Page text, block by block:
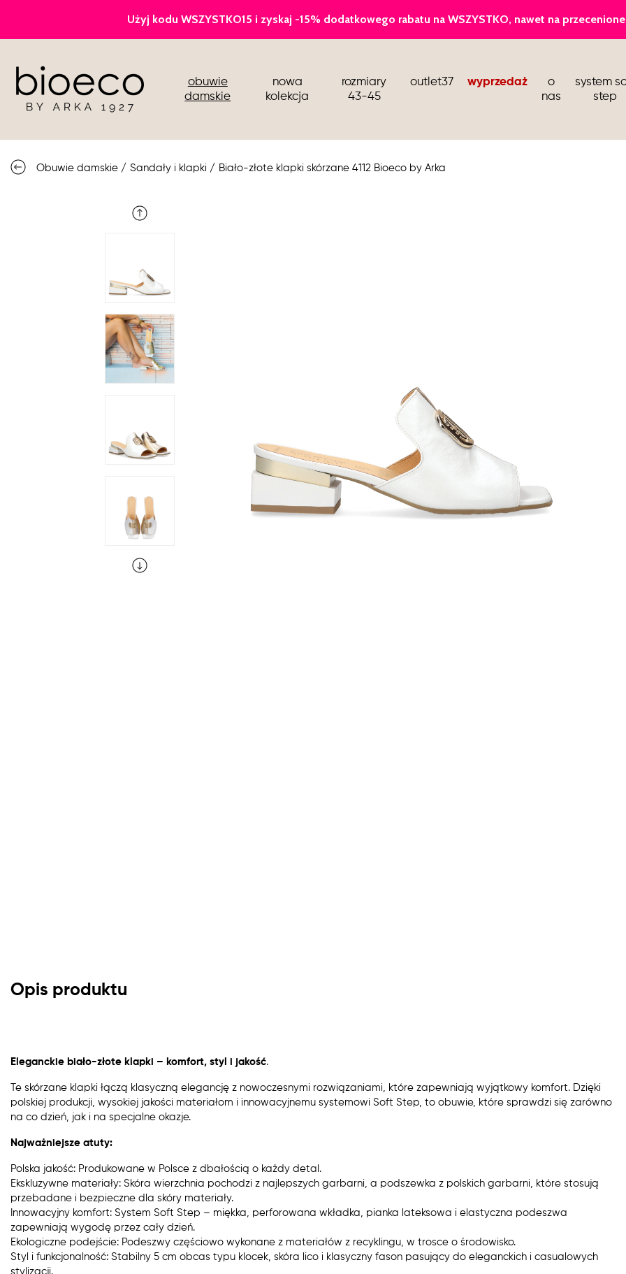
obuwie
damskie
sportowe sandały i klapki
półbuty i mokasyny buty dla stewardess
nowa
kolekcja
rozmiary
43-45
outlet37 wyprzedaż
o
nas
system
step
Obuwie damskie / Sandały i klapki / Biało-złote klapki skórzane 4112 Bioeco by Arka
Opis produktu
Eleganckie biało-złote klapki – komfort, styl i jakość.
Te skórzane klapki łączą klasyczną elegancję z nowoczesnymi rozwiązaniami, które zapewniają wyjątkowy komfort. Dzięki
polskiej produkcji, wysokiej jakości materiałom i innowacyjnemu systemowi Soft Step, to obuwie, które sprawdzi się zarówno
na co dzień, jak i na specjalne okazje.
Najważniejsze atuty:
Polska jakość: Produkowane w Polsce z dbałością o każdy detal.
Ekskluzywne materiały: Skóra wierzchnia pochodzi z najlepszych garbarni, a podszewka z polskich garbarni, które stosują
przebadane i bezpieczne dla skóry materiały.
Innowacyjny komfort: System Soft Step – miękka, perforowana wkładka, pianka lateksowa i elastyczna podeszwa
zapewniają wygodę przez cały dzień.
Ekologiczne podejście: Podeszwy częściowo wykonane z materiałów z recyklingu, w trosce o środowisko.
Styl i funkcjonalność: Stabilny 5 cm obcas typu klocek, skóra lico i klasyczny fason pasujący do eleganckich i casualowych
stylizacji.